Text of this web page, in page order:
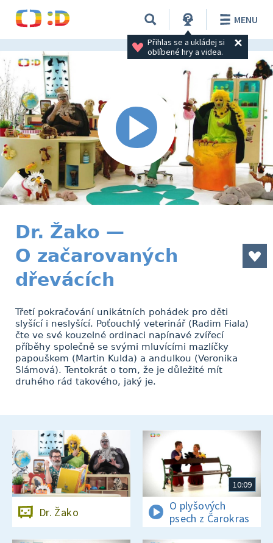
Přihlas se a ukládej si
oblíbené hry a videa.
MENU
Dr. Žako —
O začarovaných
dřevácích
Třetí pokračování unikátních pohádek pro děti
slyšící i neslyšící. Poťouchlý veterinář (Radim Fiala)
čte ve své kouzelné ordinaci napínavé zvířecí
příběhy společně se svými mluvícími mazlíčky
papouškem (Martin Kulda) a andulkou (Veronika
Slámová). Tentokrát o tom, že je důležité mít
druhého rád takového, jaký je.
Dr. Žako
10:09
O plyšových
psech z Čarokras